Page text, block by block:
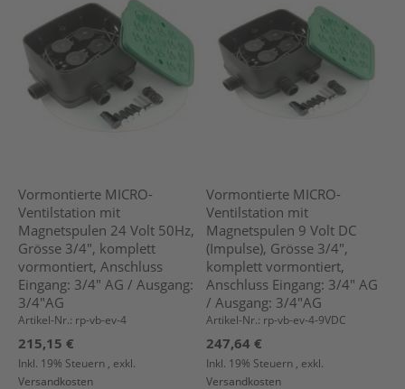
Vormontierte MICRO-
Ventilstation mit
Magnetspulen 24 Volt 50Hz,
Grösse 3/4", komplett
vormontiert, Anschluss
Eingang: 3/4" AG / Ausgang:
3/4"AG
Artikel-Nr.: rp-vb-ev-4
215,15 €
Inkl. 19% Steuern , exkl.
Versandkosten
Vormontierte MICRO-
Ventilstation mit
Magnetspulen 9 Volt DC
(Impulse), Grösse 3/4",
komplett vormontiert,
Anschluss Eingang: 3/4" AG
/ Ausgang: 3/4"AG
Artikel-Nr.: rp-vb-ev-4-9VDC
247,64 €
Inkl. 19% Steuern , exkl.
Versandkosten